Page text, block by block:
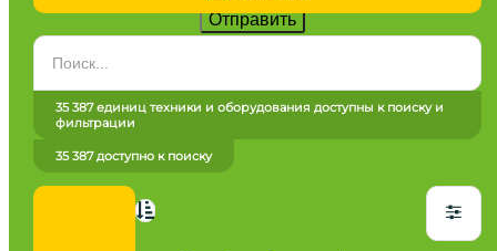
Марка
Все марки
35 387 единиц техники и оборудования доступны к поиску и
фильтрации
35 387 доступно к поиску
Отправить